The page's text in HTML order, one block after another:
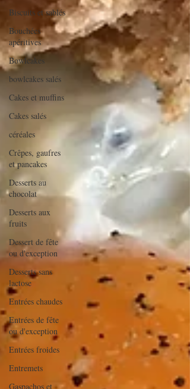
Biscuits et sablés
Bouchées
apéritives
Bowlcakes
bowlcakes salés
Cakes et muffins
Cakes salés
céréales
Crêpes, gaufres
et pancakes
Desserts au
chocolat
Desserts aux
fruits
Dessert de fête
ou d'exception
Desserts sans
lactose
Entrées chaudes
Entrées de fête
ou d'exception
Entrées froides
Entremets
Gaspachos et